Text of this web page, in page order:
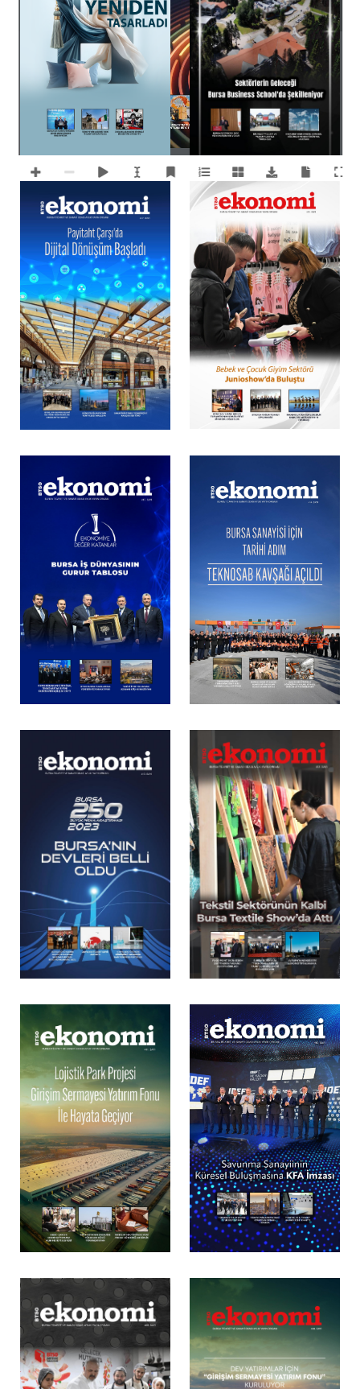
BURSA STRATEJIK
AVANTAJINI BÜYÜTÜYOR
DÜŞÜK MALIYET, YÜKSEK
POTANSIYEL
SÖZ DEĞIL EYLEM
ÜRETIYORUZ